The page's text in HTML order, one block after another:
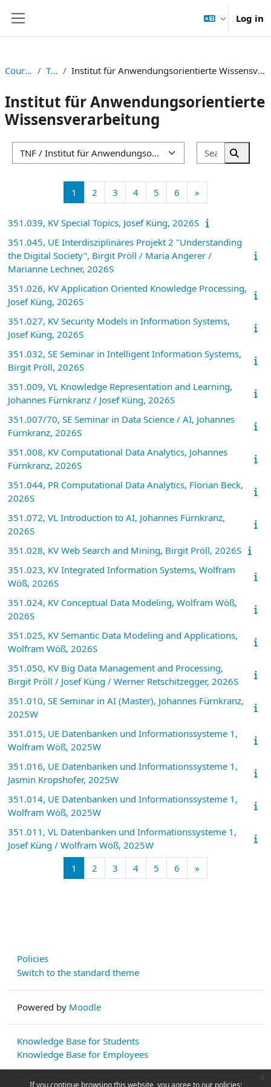
If you continue browsing this website, you agree to our policies:
Log in
Courses TNF Institut für Anwendungsorientierte Wissensverarbeitung
Institut für Anwendungsorientierte
Wissensverarbeitung
Course categories
Search
Search
1 Page 1
2 Page 2
3 Page 3
4Page 4
5 Page 5
6 Page 6
»
351.039, KV Special Topics, Josef Küng, 2026S
351.045, UE Interdisziplinäres Projekt 2 "Understanding
the Digital Society", Birgit Pröll / Maria Angerer /
Marianne Lechner, 2026S
351.026, KV Application Oriented Knowledge Processing,
Josef Küng, 2026S
351.027, KV Security Models in Information Systems,
Josef Küng, 2026S
351.032, SE Seminar in Intelligent Information Systems,
Birgit Pröll, 2026S
351.009, VL Knowledge Representation and Learning,
Johannes Fürnkranz / Josef Küng, 2026S
351.007/70, SE Seminar in Data Science / AI, Johannes
Fürnkranz, 2026S
351.008, KV Computational Data Analytics, Johannes
Fürnkranz, 2026S
351.044, PR Computational Data Analytics, Florian Beck,
2026S
351.072, VL Introduction to AI, Johannes Fürnkranz,
2026S
351.028, KV Web Search and Mining, Birgit Pröll, 2026S
351.023, KV Integrated Information Systems, Wolfram
Wöß, 2026S
351.024, KV Conceptual Data Modeling, Wolfram Wöß,
2026S
351.025, KV Semantic Data Modeling and Applications,
Wolfram Wöß, 2026S
351.050, KV Big Data Management and Processing,
Birgit Pröll / Josef Küng / Werner Retschitzegger, 2026S
351.010, SE Seminar in AI (Master), Johannes Fürnkranz,
2025W
351.015, UE Datenbanken und Informationssysteme 1,
Wolfram Wöß, 2025W
351.016, UE Datenbanken und Informationssysteme 1,
Jasmin Kropshofer, 2025W
351.014, UE Datenbanken und Informationssysteme 1,
Wolfram Wöß, 2025W
351.011, VL Datenbanken und Informationssysteme 1,
Josef Küng / Wolfram Wöß, 2025W
1 Page 1
2 Page 2
3 Page 3
4Page 4
5 Page 5
6 Page 6
»
Policies
Switch to the standard theme
Powered by Moodle
Knowledge Base for Students
Knowledge Base for Employees